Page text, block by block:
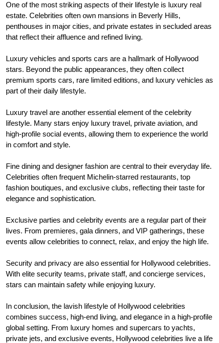
One of the most striking aspects of their lifestyle is luxury real
estate. Celebrities often own mansions in Beverly Hills,
penthouses in major cities, and private estates in secluded areas
that reflect their affluence and refined living.
Luxury vehicles and sports cars are a hallmark of Hollywood
stars. Beyond the public appearances, they often collect
premium sports cars, rare limited editions, and luxury vehicles as
part of their daily lifestyle.
Luxury travel are another essential element of the celebrity
lifestyle. Many stars enjoy luxury travel, private aviation, and
high-profile social events, allowing them to experience the world
in comfort and style.
Fine dining and designer fashion are central to their everyday life.
Celebrities often frequent Michelin-starred restaurants, top
fashion boutiques, and exclusive clubs, reflecting their taste for
elegance and sophistication.
Exclusive parties and celebrity events are a regular part of their
lives. From premieres, gala dinners, and VIP gatherings, these
events allow celebrities to connect, relax, and enjoy the high life.
Security and privacy are also essential for Hollywood celebrities.
With elite security teams, private staff, and concierge services,
stars can maintain safety while enjoying luxury.
In conclusion, the lavish lifestyle of Hollywood celebrities
combines success, high-end living, and elegance in a high-profile
global setting. From luxury homes and supercars to yachts,
private jets, and exclusive events, Hollywood celebrities live a life